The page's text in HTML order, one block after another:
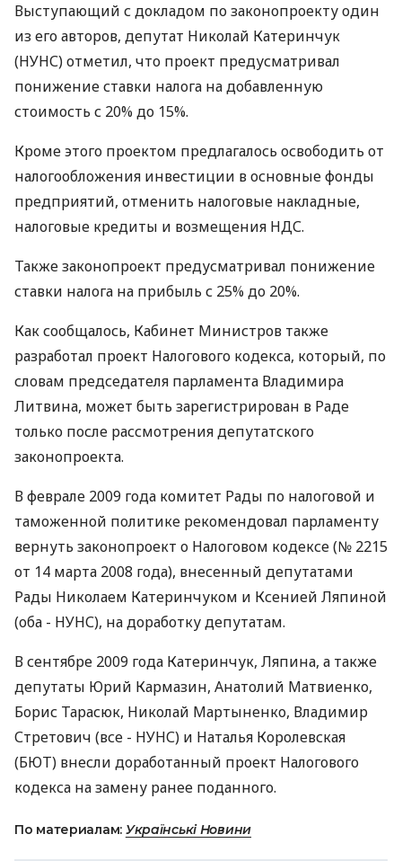
Выступающий с докладом по законопроекту один
из его авторов, депутат Николай Катеринчук
(НУНС) отметил, что проект предусматривал
понижение ставки налога на добавленную
стоимость с 20% до 15%.
Кроме этого проектом предлагалось освободить от
налогообложения инвестиции в основные фонды
предприятий, отменить налоговые накладные,
налоговые кредиты и возмещения НДС.
Также законопроект предусматривал понижение
ставки налога на прибыль с 25% до 20%.
Как сообщалось, Кабинет Министров также
разработал проект Налогового кодекса, который, по
словам председателя парламента Владимира
Литвина, может быть зарегистрирован в Раде
только после рассмотрения депутатского
законопроекта.
В феврале 2009 года комитет Рады по налоговой и
таможенной политике рекомендовал парламенту
вернуть законопроект о Налоговом кодексе (№ 2215
от 14 марта 2008 года), внесенный депутатами
Рады Николаем Катеринчуком и Ксенией Ляпиной
(оба - НУНС), на доработку депутатам.
В сентябре 2009 года Катеринчук, Ляпина, а также
депутаты Юрий Кармазин, Анатолий Матвиенко,
Борис Тарасюк, Николай Мартыненко, Владимир
Стретович (все - НУНС) и Наталья Королевская
(БЮТ) внесли доработанный проект Налогового
кодекса на замену ранее поданного.
По материалам: Українські Новини